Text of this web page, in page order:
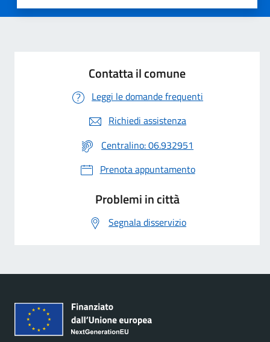
Valuta 5 stelle su 5
Valuta 4 stelle su 5
Valuta 3 stelle su 5
Valuta 2 stelle su 5
Valuta 1 stelle su 5
Contatta il comune
Leggi le domande frequenti
Richiedi assistenza
Centralino: 06.932951
Prenota appuntamento
Problemi in città
Segnala disservizio